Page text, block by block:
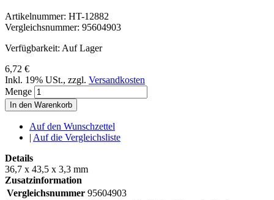
Artikelnummer: HT-12882
Vergleichsnummer: 95604903
Verfügbarkeit: Auf Lager
6,72 €
Inkl. 19% USt., zzgl. Versandkosten
Menge
In den Warenkorb
Auf den Wunschzettel
| Auf die Vergleichsliste
Details
36,7 x 43,5 x 3,3 mm
Zusatzinformation
Vergleichsnummer 95604903